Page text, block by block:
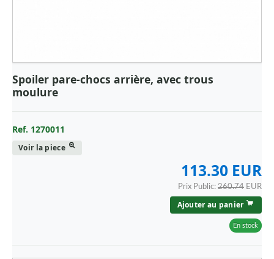
Spoiler pare-chocs arrière, avec trous
moulure
Ref. 1270011
Voir la piece
113.30 EUR
Prix Public: 260.74 EUR
Ajouter au panier
En stock